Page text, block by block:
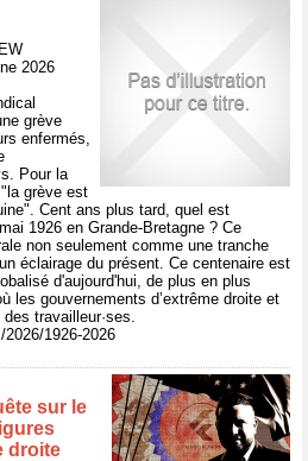
2026
grève
enfermés,
Pour la
grève est
Cent ans plus tard, quel est
1926 en Grande-Bretagne ? Ce
non seulement comme une tranche
éclairage du présent. Ce centenaire est
d'aujourd'hui, de plus en plus
les gouvernements d’extrême droite et
travailleur·ses.
1926-2026
sur le
droite